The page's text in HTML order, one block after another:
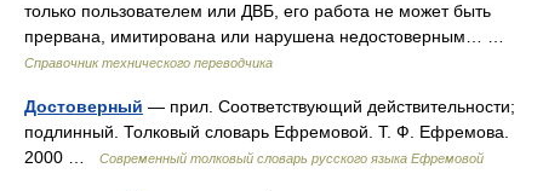
только пользователем или ДВБ, его работа не может быть
прервана, имитирована или нарушена недостоверным… …
Справочник технического переводчика
Достоверный — прил. Соответствующий действительности;
подлинный. Толковый словарь Ефремовой. Т. Ф. Ефремова.
2000 …
Современный толковый словарь русского языка Ефремовой